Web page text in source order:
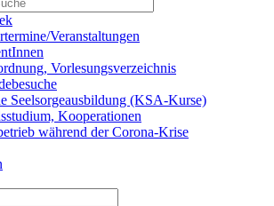
Veranstaltungen
Vorlesungsverzeichnis
Seelsorgeausbildung (KSA-Kurse)
Kooperationen
während der Corona-Krise